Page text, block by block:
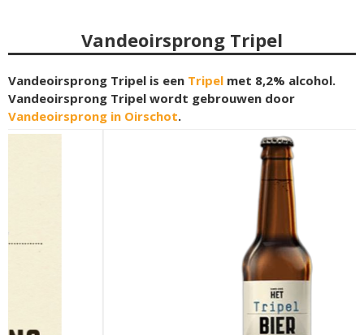
Vandeoirsprong Tripel
Vandeoirsprong Tripel is een Tripel met 8,2% alcohol.
Vandeoirsprong Tripel wordt gebrouwen door
Vandeoirsprong in Oirschot.